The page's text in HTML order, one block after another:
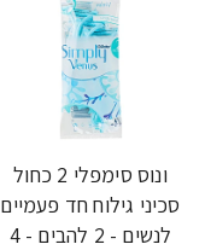
ונוס סימפלי 2 כחול
סכיני גילוח חד פעמיים
לנשים - 2 להבים - 4